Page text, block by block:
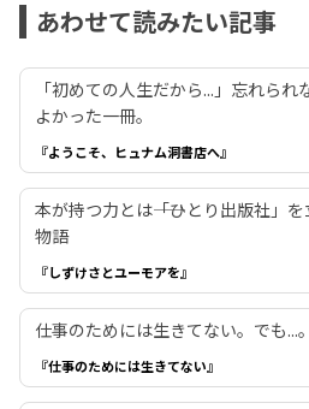
あわせて読みたい記事
「初めての人生だから...」忘れら
よかった一冊。
『ようこそ、ヒュナム洞書店へ』
本が持つ力とは――「ひとり出版社」
物語
『しずけさとユーモアを』
仕事のためには生きてない。でも...
『仕事のためには生きてない』